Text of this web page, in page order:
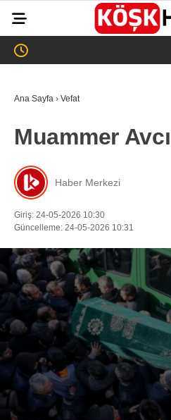
ASAYİŞ
EĞİTİM
SAĞLIK
EKONOMİ
SPOR
VEFAT
Ana Sayfa › Vefat
Muammer
Haber Merkezi
Giriş: 24-05-2026 10:30
Güncelleme: 24-05-2026 10:31